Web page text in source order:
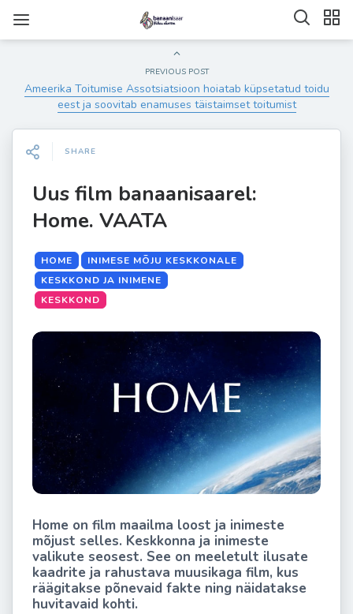
PREVIOUS POST
Ameerika Toitumise Assotsiatsioon hoiatab küpsetatud toidu
eest ja soovitab enamuses täistaimset toitumist
SHARE
Uus film banaanisaarel:
Home. VAATA
HOME
INIMESE MÕJU KESKKONALE
KESKKOND JA INIMENE
KESKKOND
Home on film maailma loost ja inimeste
mõjust selles. Keskkonna ja inimeste
valikute seosest. See on meeletult ilusate
kaadrite ja rahustava muusikaga film, kus
räägitakse põnevaid fakte ning näidatakse
huvitavaid kohti.